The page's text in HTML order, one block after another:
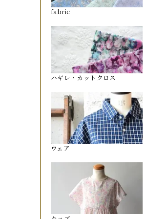
fabric
ハギレ・カットクロス
ウェア